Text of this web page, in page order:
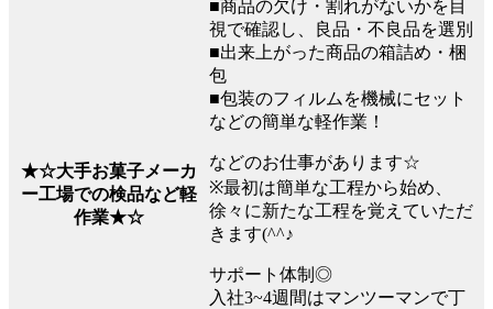
★☆大手お菓子メーカ
ー工場での検品など軽
作業★☆
■商品の欠け・割れがないかを目
視で確認し、良品・不良品を選別
■出来上がった商品の箱詰め・梱
包
■包装のフィルムを機械にセット
などの簡単な軽作業！
などのお仕事があります☆
※最初は簡単な工程から始め、
徐々に新たな工程を覚えていただ
きます(^^♪
サポート体制◎
入社3~4週間はマンツーマンで丁